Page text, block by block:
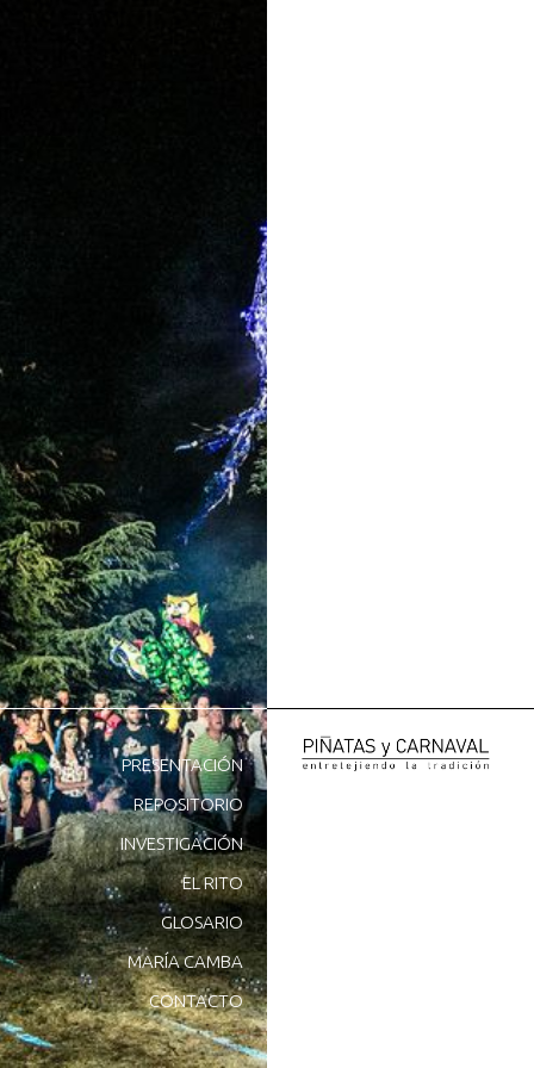
PRESENTACIÓN
REPOSITORIO
INVESTIGACIÓN
EL RITO
GLOSARIO
MARÍA CAMBA
CONTACTO